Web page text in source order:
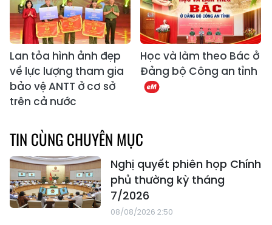
Lan tỏa hình ảnh đẹp
về lực lượng tham gia
bảo vệ ANTT ở cơ sở
trên cả nước
Học và làm theo Bác ở
Đảng bộ Công an tỉnh
TIN CÙNG CHUYÊN MỤC
Nghị quyết phiên họp Chính
phủ thường kỳ tháng
7/2026
08/08/2026 2:50